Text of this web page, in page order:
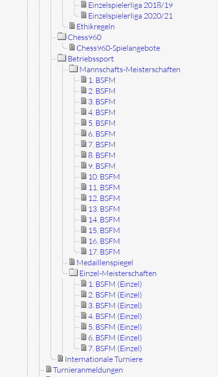
Einzelspielerliga 2018/19
Einzelspielerliga 2020/21
Ethikregeln
Chess960
Chess960-Spielangebote
Betriebssport
Mannschafts-Meisterschaften
1. BSFM
2. BSFM
3. BSFM
4. BSFM
5. BSFM
6. BSFM
7. BSFM
8. BSFM
9. BSFM
10. BSFM
11. BSFM
12. BSFM
13. BSFM
14. BSFM
15. BSFM
16. BSFM
17. BSFM
Medaillenspiegel
Einzel-Meisterschaften
1. BSFM (Einzel)
2. BSFM (Einzel)
3. BSFM (Einzel)
4. BSFM (Einzel)
5. BSFM (Einzel)
6. BSFM (Einzel)
7. BSFM (Einzel)
Internationale Turniere
Turnieranmeldungen